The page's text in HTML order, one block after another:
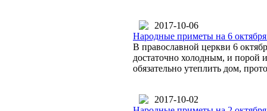
2017-10-06
Народные приметы на 6
В православной церкви 6
достаточно холодным, и порой
обязательно утеплить дом,
2017-10-02